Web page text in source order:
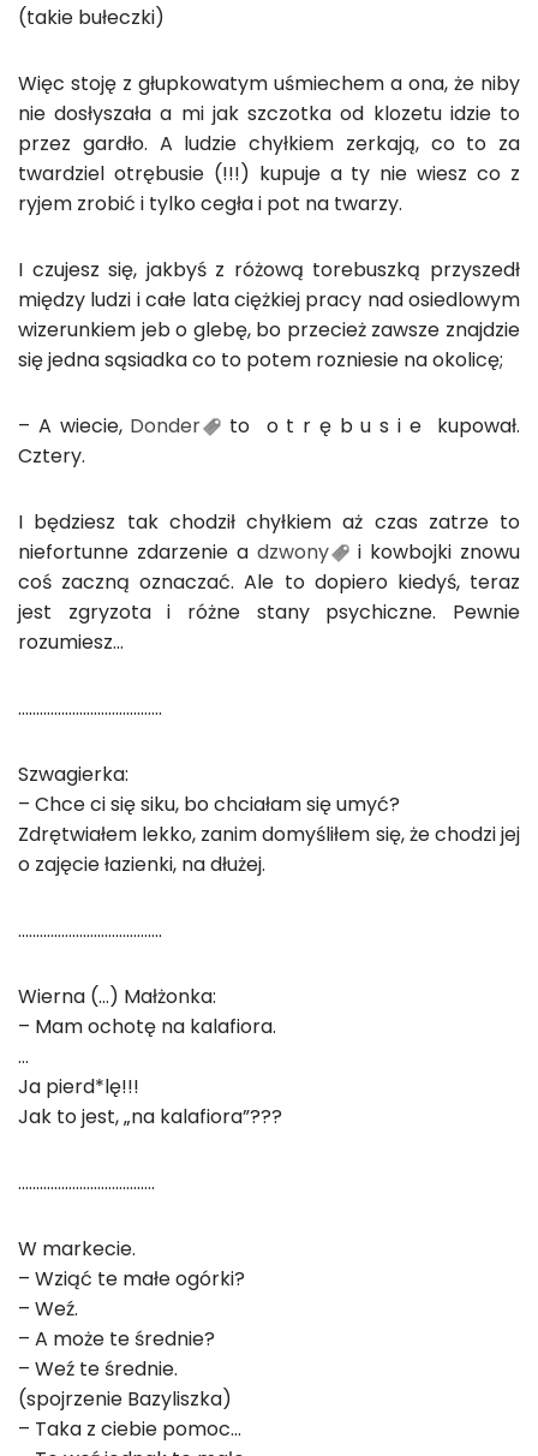
(takie bułeczki)
Więc stoję z głupkowatym uśmiechem a ona, że niby
nie dosłyszała a mi jak szczotka od klozetu idzie to
przez gardło. A ludzie chyłkiem zerkają, co to za
twardziel otrębusie (!!!) kupuje a ty nie wiesz co z
ryjem zrobić i tylko cegła i pot na twarzy.
I czujesz się, jakbyś z różową torebuszką przyszedł
między ludzi i całe lata ciężkiej pracy nad osiedlowym
wizerunkiem jeb o glebę, bo przecież zawsze znajdzie
się jedna sąsiadka co to potem rozniesie na okolicę;
– A wiecie, Donder
to o t r ę b u s i e kupował.
Cztery.
I będziesz tak chodził chyłkiem aż czas zatrze to
niefortunne zdarzenie a dzwony
i kowbojki znowu
coś zaczną oznaczać. Ale to dopiero kiedyś, teraz
jest zgryzota i różne stany psychiczne. Pewnie
rozumiesz…
………………………………….
Szwagierka:
– Chce ci się siku, bo chciałam się umyć?
Zdrętwiałem lekko, zanim domyśliłem się, że chodzi jej
o zajęcie łazienki, na dłużej.
………………………………….
Wierna (…) Małżonka:
– Mam ochotę na kalafiora.
…
Ja pierd*lę!!!
Jak to jest, „na kalafiora”???
………………………………..
W markecie.
– Wziąć te małe ogórki?
– Weź.
– A może te średnie?
– Weź te średnie.
(spojrzenie Bazyliszka)
– Taka z ciebie pomoc…